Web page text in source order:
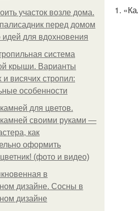
участок возле дома.
перед домом
для вдохновения
система
крыши. Варианты
висячих стропил:
особенности
для цветов.
камней своими руками —
как
оформить
(фото и видео)
в
дизайне. Сосны в
дизайне
1.